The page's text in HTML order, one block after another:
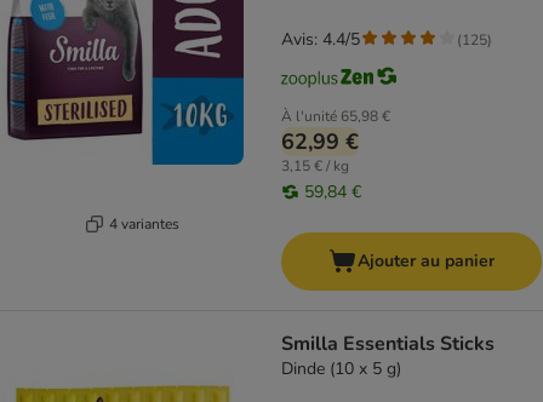
4 variantes
À l'unité 65,98 €
62,99 €
3,15 € / kg
59,84 €
Avis: 4.4/5 (125)
Ajouter au panier
Smilla Essentials Sticks
Dinde (10 x 5 g)